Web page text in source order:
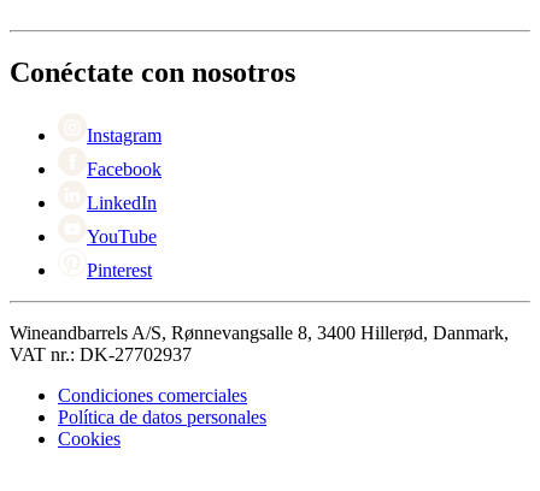
Devolución
Black Friday
Singles Day
Conéctate con nosotros
Instagram
Facebook
LinkedIn
YouTube
Pinterest
Wineandbarrels A/S, Rønnevangsalle 8, 3400 Hillerød, Danmark,
VAT nr.: DK-27702937
Condiciones comerciales
Política de datos personales
Cookies